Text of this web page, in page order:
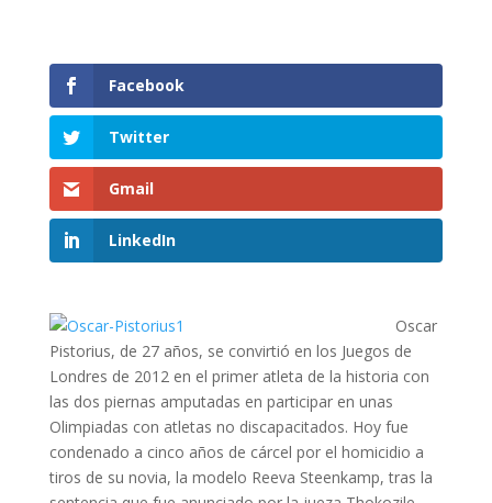
Facebook
Twitter
Gmail
LinkedIn
Oscar
Pistorius, de 27 años, se convirtió en los Juegos de
Londres de 2012 en el primer atleta de la historia con
las dos piernas amputadas en participar en unas
Olimpiadas con atletas no discapacitados. Hoy fue
condenado a cinco años de cárcel por el homicidio a
tiros de su novia, la modelo Reeva Steenkamp, tras la